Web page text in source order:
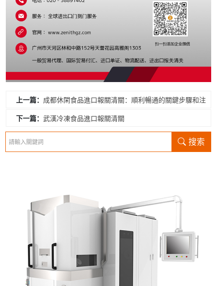
上一篇： 成都休閑食品進口報關清關：順利暢通的關鍵步驟和注
意事項
下一篇： 武漢冷凍食品進口報關清關
搜索